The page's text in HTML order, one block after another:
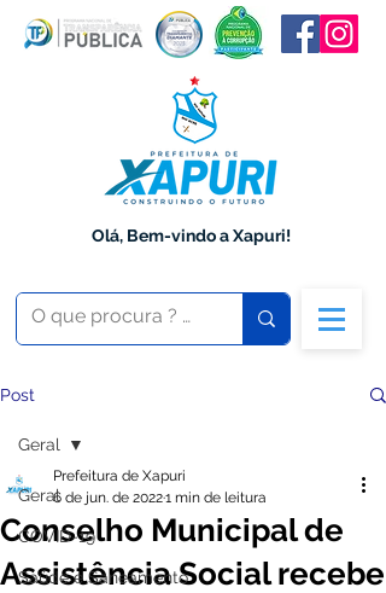
Olá, Bem-vindo a Xapuri!
Post
Geral
COVID-19
Saúde e Saneamento
Geral
Conselho Municipal de
Assistência Social recebe
Prefeitura de Xapuri
6 de jun. de 20221 min de leitura